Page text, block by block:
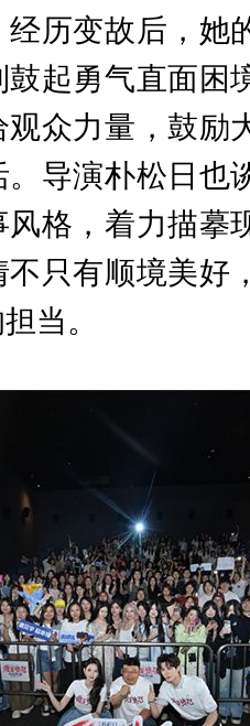
历变故后，她
鼓起勇气直面困
观众力量，鼓励
导演朴松日也
格，着力描摹
不只有顺境美好
当。